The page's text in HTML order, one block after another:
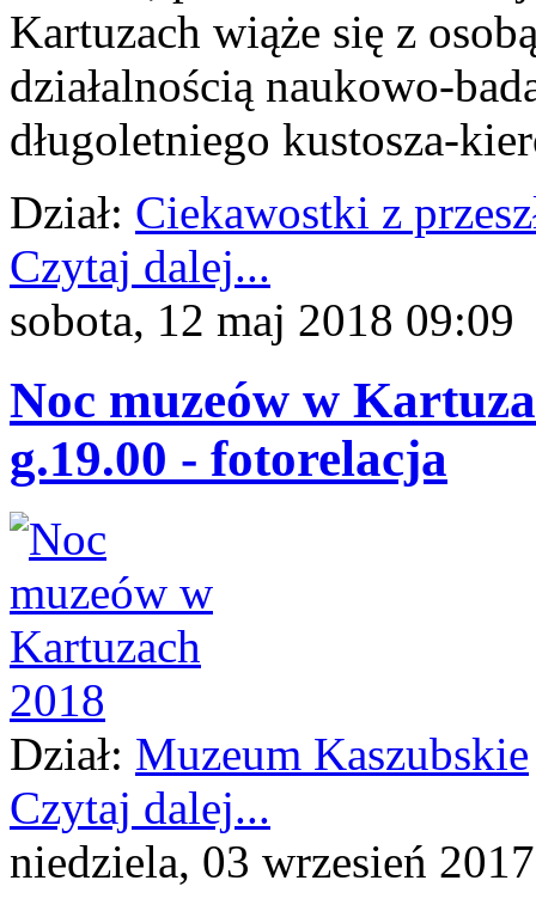
Kartuzach wiąże się z
działalnością naukowo-
długoletniego kustosza-
Dział: Ciekawostki z
Czytaj dalej...
sobota, 12 maj 2018 09:09
Noc muzeów w
g.19.00 - fotorelacja
Dział: Muzeum Kaszubskie
Czytaj dalej...
niedziela, 03 wrzesień